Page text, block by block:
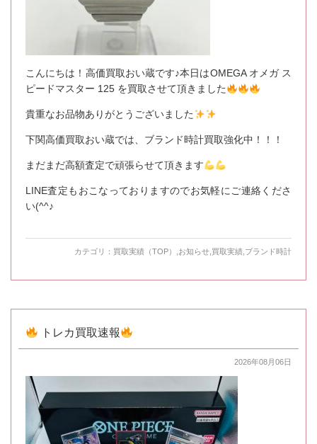
こんにちは！高価買取おい蔵です♪本日はOMEGA オメガ ス
ピードマスター 125 を買取させて頂きました
貴重なお品物ありがとうございました
下関高価買取おい蔵では、ブランド時計買取強化中！！！
まだまだ高額査定で頑張らせて頂きます
LINE査定もおこなっておりますのでお気軽にご連絡くださ
い(^^♪
カテゴリ： 買取実績（TOP） ,お知らせ,買取実績,ブランド時計
トレカ買取速報
2026年08月06日